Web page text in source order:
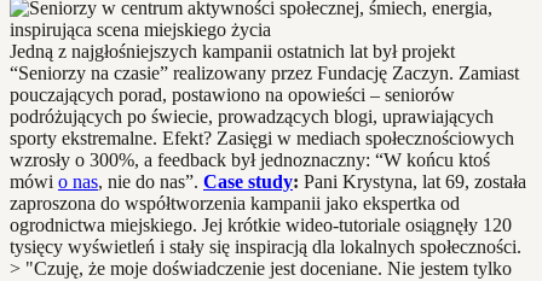
Jedną z najgłośniejszych kampanii ostatnich lat był projekt
“Seniorzy na czasie” realizowany przez Fundację Zaczyn. Zamiast
pouczających porad, postawiono na opowieści – seniorów
podróżujących po świecie, prowadzących blogi, uprawiających
sporty ekstremalne. Efekt? Zasięgi w mediach społecznościowych
wzrosły o 300%, a feedback był jednoznaczny: “W końcu ktoś
mówi o nas, nie do nas”. Case study: Pani Krystyna, lat 69, została
zaproszona do współtworzenia kampanii jako ekspertka od
ogrodnictwa miejskiego. Jej krótkie wideo-tutoriale osiągnęły 120
tysięcy wyświetleń i stały się inspiracją dla lokalnych społeczności.
> "Czuję, że moje doświadczenie jest doceniane. Nie jestem tylko